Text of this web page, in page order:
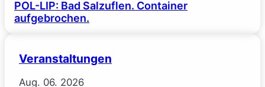
POL-LIP: Bad Salzuflen. Container
aufgebrochen.
Veranstaltungen
Aug. 06. 2026